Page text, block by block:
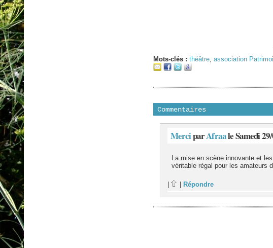
Mots-clés : théâtre, association
Commentaires
MerciparAfraale Samedi
La mise en scène innovante et
véritable régal pour les amateurs
Répondre